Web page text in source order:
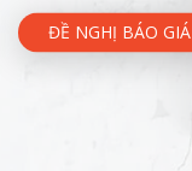
ĐỀ NGHỊ BÁO GIÁ